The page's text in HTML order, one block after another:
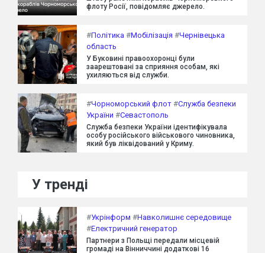
флоту Росії, повідомляє джерело.
#Політика #Мобілізація #Чернівецька
область
У Буковині правоохоронці були
заарештовані за сприяння особам, які
ухиляються від служби.
#Чорноморський флот #Служба безпеки
України #Севастополь
Служба безпеки України ідентифікувала
особу російського військового чиновника,
який був ліквідований у Криму.
У тренді
#Укрінформ #Навколишнє середовище
#Електричний генератор
Партнери з Польщі передали місцевій
громаді на Вінниччині додаткові 16